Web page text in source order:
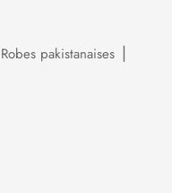
Robes pakistanaises